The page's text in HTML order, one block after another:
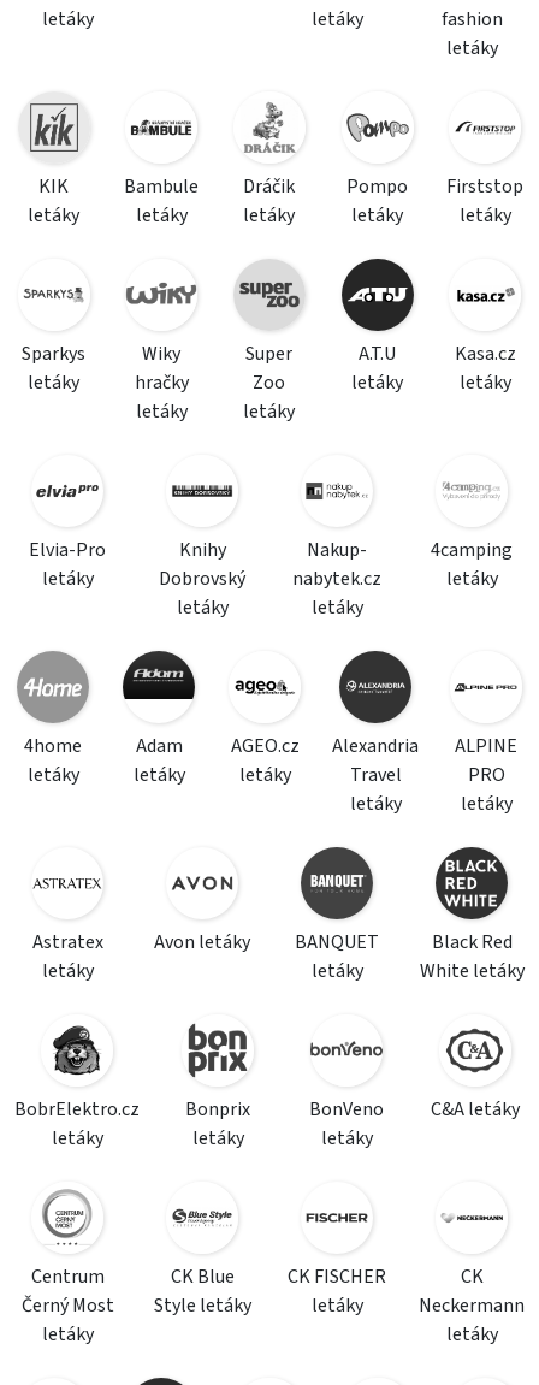
letáky
letáky
fashion
letáky
KIK
letáky
Bambule
letáky
Dráčik
letáky
Pompo
letáky
Firststop
letáky
Sparkys
letáky
Wiky
hračky
letáky
Super
Zoo
letáky
A.T.U
letáky
Kasa.cz
letáky
Elvia-Pro
letáky
Knihy
Dobrovský
letáky
Nakup-
nabytek.cz
letáky
4camping
letáky
4home
letáky
Adam
letáky
AGEO.cz
letáky
Alexandria
Travel
letáky
ALPINE
PRO
letáky
Astratex
letáky
Avon letáky
BANQUET
letáky
Black Red
White letáky
BobrElektro.cz
letáky
Bonprix
letáky
BonVeno
letáky
C&A letáky
Centrum
Černý Most
letáky
CK Blue
Style letáky
CK FISCHER
letáky
CK
Neckermann
letáky